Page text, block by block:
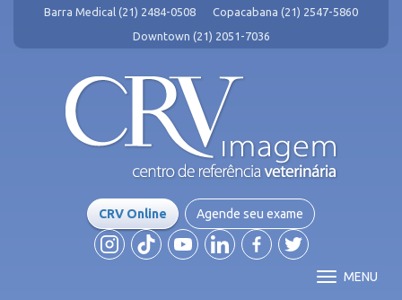
Barra Medical (21) 2484-0508
Copacabana (21) 2547-5860
Downtown (21) 2051-7036
CRV Online Agende seu exame
MENU